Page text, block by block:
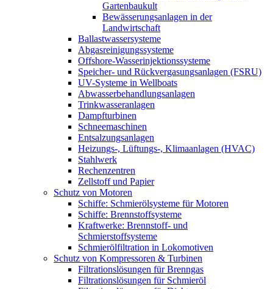
Gartenbaukult
Bewässerungsanlagen in der
Landwirtschaft
Ballastwassersysteme
Abgasreinigungssysteme
Offshore-Wasserinjektionssysteme
Speicher- und Rückvergasungsanlagen (FSRU)
UV-Systeme in Wellboats
Abwasserbehandlungsanlagen
Trinkwasseranlagen
Dampfturbinen
Schneemaschinen
Entsalzungsanlagen
Heizungs-, Lüftungs-, Klimaanlagen (HVAC)
Stahlwerk
Rechenzentren
Zellstoff und Papier
Schutz von Motoren
Schiffe: Schmierölsysteme für Motoren
Schiffe: Brennstoffsysteme
Kraftwerke: Brennstoff- und
Schmierstoffsysteme
Schmierölfiltration in Lokomotiven
Schutz von Kompressoren & Turbinen
Filtrationslösungen für Brenngas
Filtrationslösungen für Schmieröl